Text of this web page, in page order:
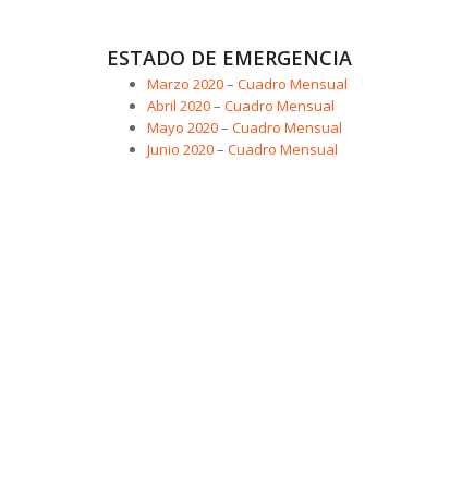
ESTADO DE EMERGENCIA
Marzo 2020– Cuadro Mensual
Abril 2020– Cuadro Mensual
Mayo 2020– Cuadro Mensual
Junio 2020– Cuadro Mensual